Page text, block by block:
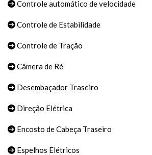
Controle automático de velocidade
Controle de Estabilidade
Controle de Tração
Câmera de Ré
Desembaçador Traseiro
Direção Elétrica
Encosto de Cabeça Traseiro
Espelhos Elétricos